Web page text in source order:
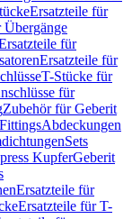
Ersatzteile für
Übergänge
für
Ersatzteile für
T-Stücke für
für
Zubehör für Geberit
Abdeckungen
Sets
KupferGeberit
Ersatzteile für
Ersatzteile für T-